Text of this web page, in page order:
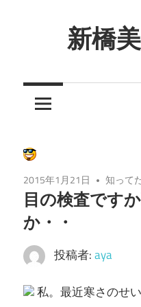
ツ
キ
プ
新橋
ん
と
し
た
癒
し
の
空
間
2015年1月21日 知って
目の検査です
か・・
投稿者:aya
私。最近寒さのせ